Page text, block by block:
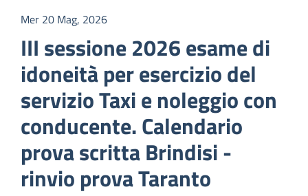
Mer 20 Mag, 2026
III sessione 2026 esame di
idoneità per esercizio del
servizio Taxi e noleggio con
conducente. Calendario
prova scritta Brindisi -
rinvio prova Taranto